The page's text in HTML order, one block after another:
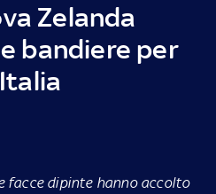
Zelanda
bandiere per
facce dipinte hanno accolto